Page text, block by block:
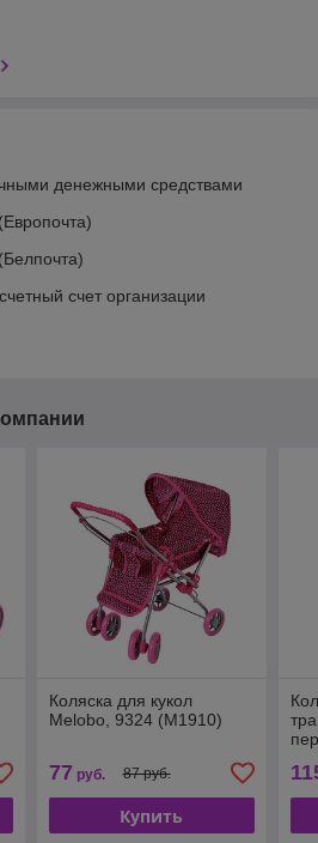
денежными средствами
счет организации
Коляска для кукол
Melobo, 9324 (M1910)
77 руб. 87 руб.
Купить